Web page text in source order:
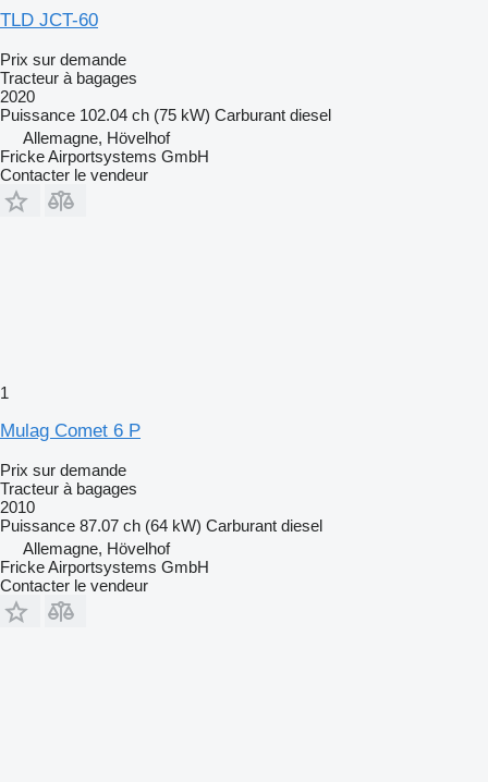
TLD JCT-60
Prix sur demande
Tracteur à bagages
2020
Puissance 102.04 ch (75 kW) Carburant diesel
Allemagne, Hövelhof
Fricke Airportsystems GmbH
Contacter le vendeur
1
Mulag Comet 6 P
Prix sur demande
Tracteur à bagages
2010
Puissance 87.07 ch (64 kW) Carburant diesel
Allemagne, Hövelhof
Fricke Airportsystems GmbH
Contacter le vendeur